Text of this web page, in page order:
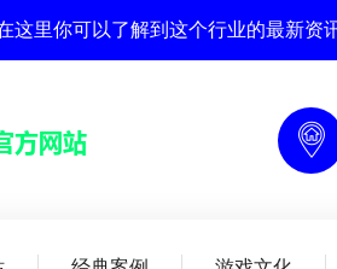
这里你可以了解到这个行业的最新资